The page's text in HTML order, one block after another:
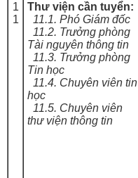
1
1
Thư viện cần tuyển:
11.1. Phó Giám đốc
11.2. Trưởng phòng
Tài nguyên thông tin
11.3. Trưởng phòng
Tin học
11.4. Chuyên viên tin
học
11.5. Chuyên viên
thư viện thông tin